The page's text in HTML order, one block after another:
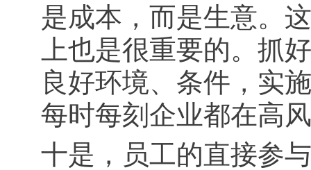
是成本，而是生意。
上也是很重要的。抓
良好环境、条件，实
每时每刻企业都在高
十是，员工的直接参